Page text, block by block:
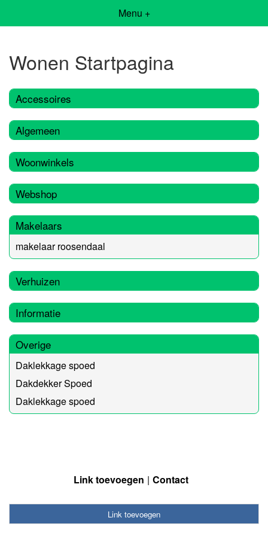
Menu +
Wonen Startpagina
Accessoires
Algemeen
Woonwinkels
Webshop
Makelaars
makelaar roosendaal
Verhuizen
Informatie
Overige
Daklekkage spoed
Dakdekker Spoed
Daklekkage spoed
Link toevoegen Contact
Link toevoegen